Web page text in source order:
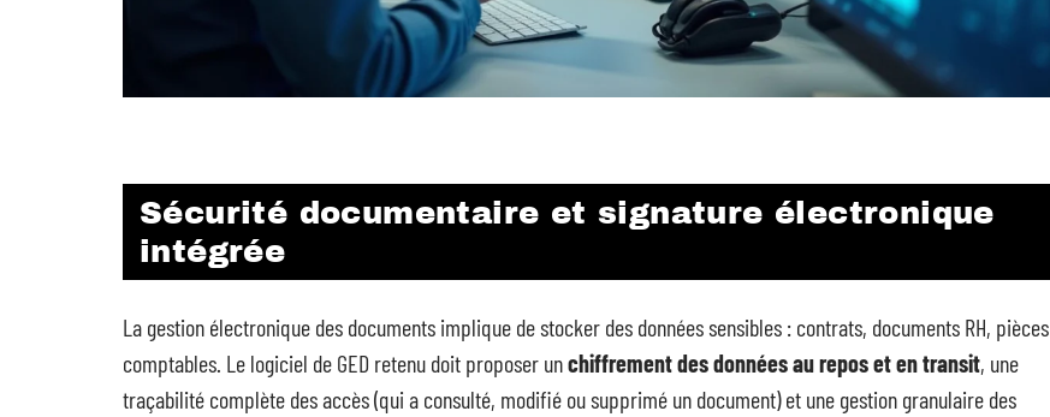
Sécurité documentaire et signature électronique
intégrée
La gestion électronique des documents implique de stocker des données sensibles : contrats, documents RH, pièces
comptables. Le logiciel de GED retenu doit proposer unchiffrement des données au repos et en transit, une
traçabilité complète des accès (qui a consulté, modifié ou supprimé un document) et une gestion granulaire des